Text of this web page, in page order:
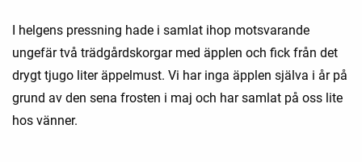
I helgens pressning hade i samlat ihop motsvarande
ungefär två trädgårdskorgar med äpplen och fick från det
drygt tjugo liter äppelmust. Vi har inga äpplen själva i år på
grund av den sena frosten i maj och har samlat på oss lite
hos vänner.